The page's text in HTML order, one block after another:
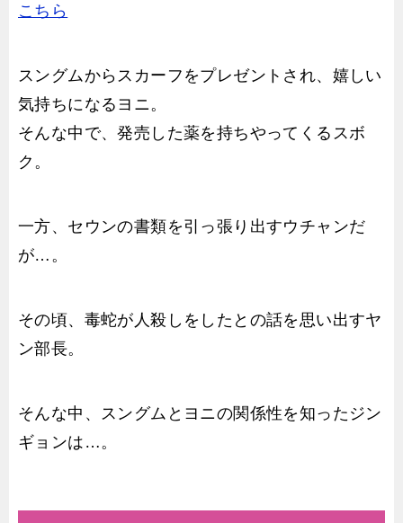
こちら
スングムからスカーフをプレゼントされ、嬉しい
気持ちになるヨニ。
そんな中で、発売した薬を持ちやってくるスボ
ク。
一方、セウンの書類を引っ張り出すウチャンだ
が…。
その頃、毒蛇が人殺しをしたとの話を思い出すヤ
ン部長。
そんな中、スングムとヨニの関係性を知ったジン
ギョンは…。